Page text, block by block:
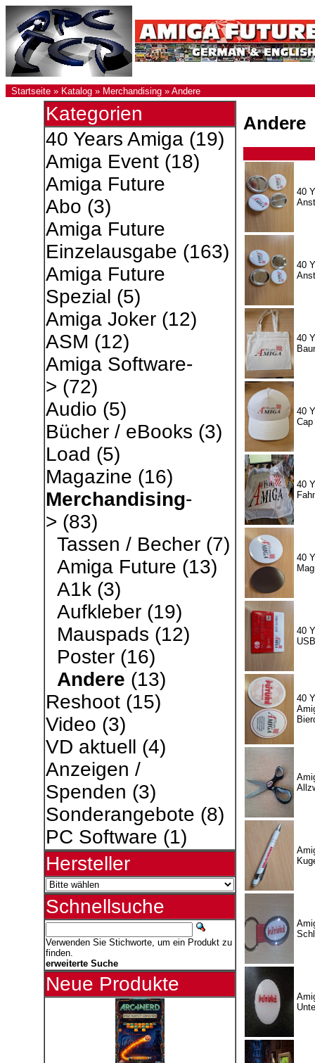
Startseite » Katalog » Merchandising » Andere
Kategorien
40 Years Amiga(19)
Amiga Event(18)
Amiga Future
Abo (3)
Amiga Future
Einzelausgabe (163)
Amiga Future
Spezial (5)
Amiga Joker(12)
ASM (12)
Amiga Software-
> (72)
Audio (5)
Bücher / eBooks (3)
Load (5)
Magazine (16)
Merchandising-
> (83)
Tassen / Becher(7)
Amiga Future (13)
A1k(3)
Aufkleber(19)
Mauspads (12)
Poster(16)
Andere (13)
Reshoot(15)
Video (3)
VD aktuell (4)
Anzeigen /
Spenden (3)
Sonderangebote (8)
PC Software (1)
Hersteller
Schnellsuche
Verwenden Sie Stichworte, um ein Produkt zu
finden.
erweiterte Suche
Neue Produkte
Andere
40
40
40
40
Cap
40
40
40
40